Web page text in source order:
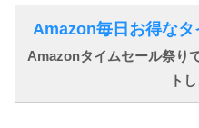
Amazon毎日お得なタ
Amazonタイムセール祭り
ト